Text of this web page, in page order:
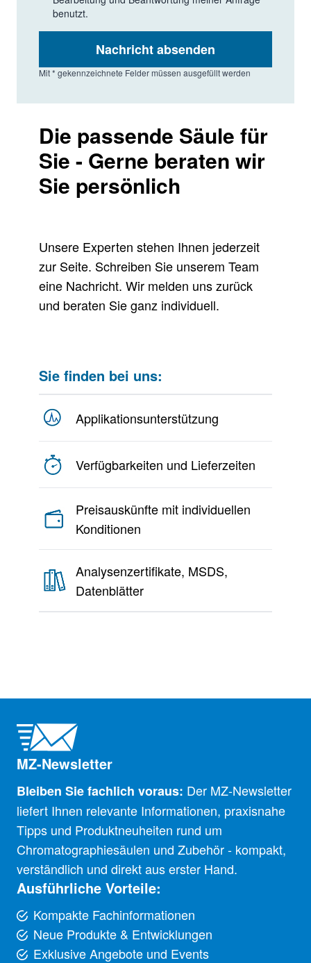
benutzt.
Nachricht absenden
Mit * gekennzeichnete Felder müssen ausgefüllt werden
Die passende Säule für
Sie - Gerne beraten wir
Sie persönlich
Unsere Experten stehen Ihnen jederzeit
zur Seite. Schreiben Sie unserem Team
eine Nachricht. Wir melden uns zurück
und beraten Sie ganz individuell.
Sie finden bei uns:
Applikationsunterstützung
Verfügbarkeiten und Lieferzeiten
Preisauskünfte mit individuellen
Konditionen
Analysenzertifikate, MSDS,
Datenblätter
MZ-Newsletter
Bleiben Sie fachlich voraus: Der MZ-Newsletter
liefert Ihnen relevante Informationen, praxisnahe
Tipps und Produktneuheiten rund um
Chromatographiesäulen und Zubehör - kompakt,
verständlich und direkt aus erster Hand.
Ausführliche Vorteile:
Kompakte Fachinformationen
Neue Produkte & Entwicklungen
Exklusive Angebote und Events